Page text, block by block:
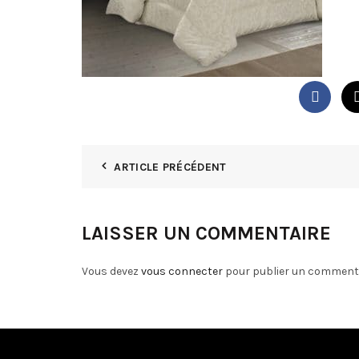
ARTICLE PRÉCÉDENT
LAISSER UN COMMENTAIRE
Vous devez vous connecter pour publier un